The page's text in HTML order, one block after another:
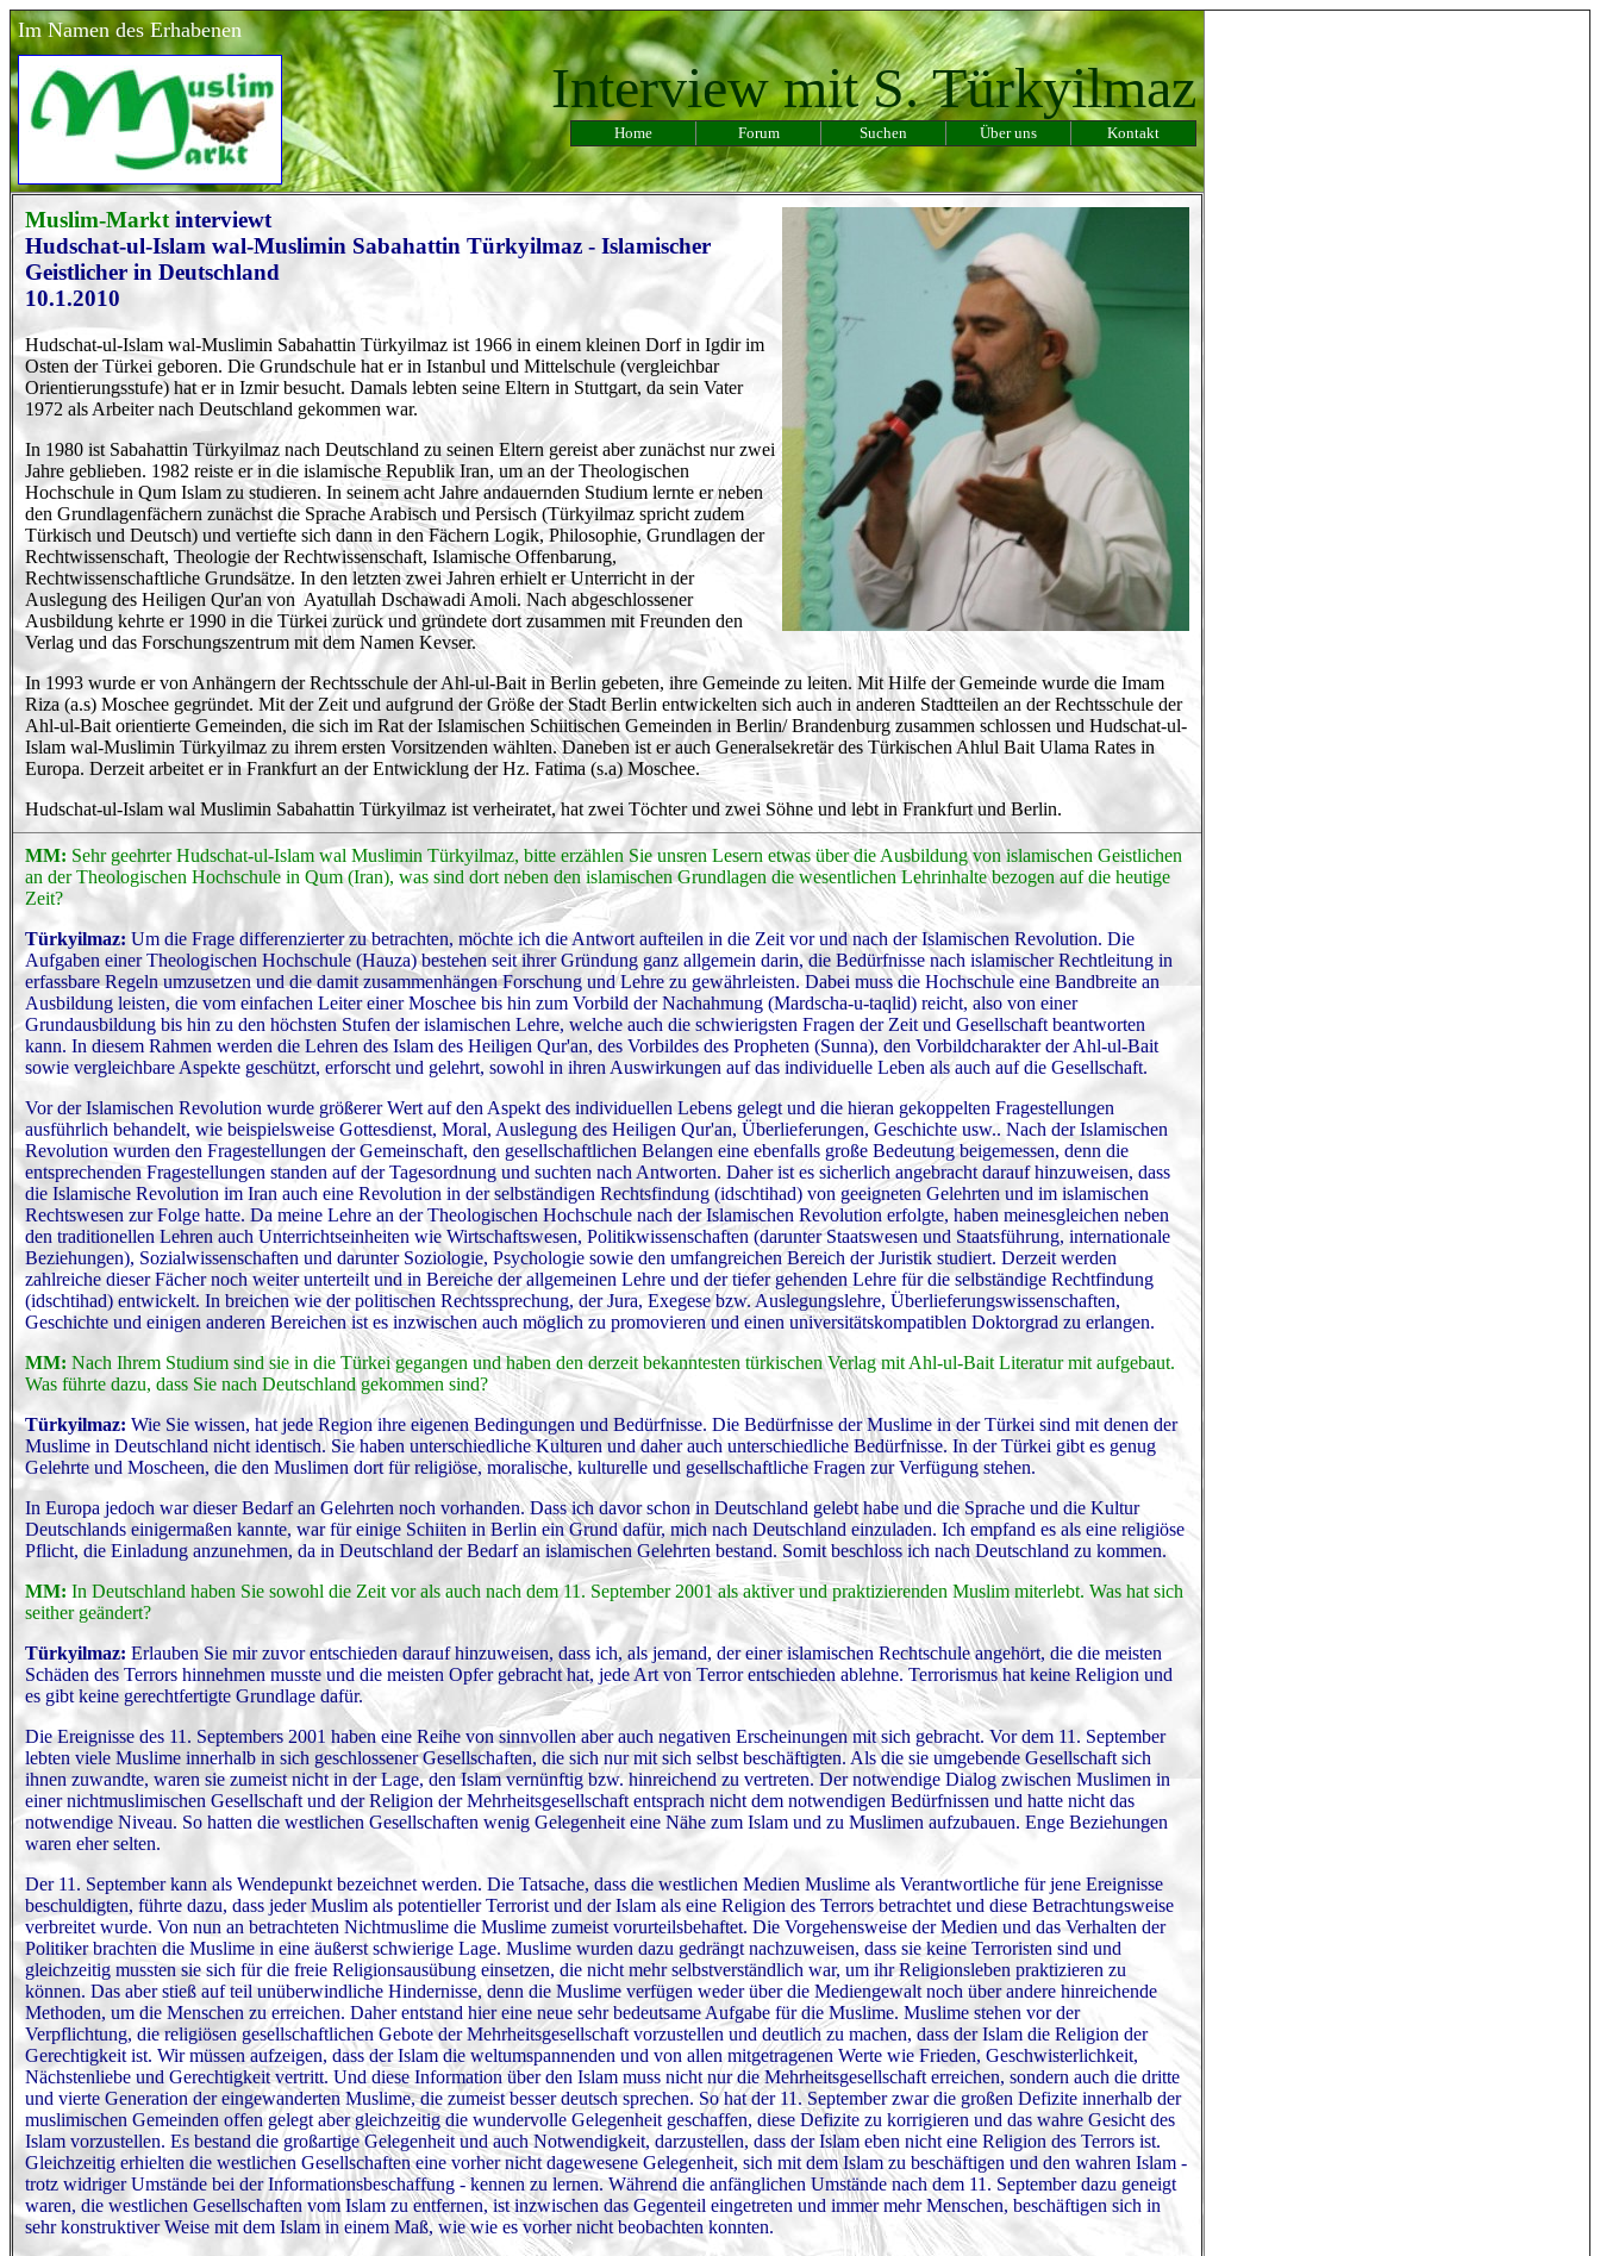
Im Namen des Erhabenen
Interview mit S. Türkyilmaz
Home Forum Suchen Über uns Kontakt
Muslim-Markt interviewt
Hudschat-ul-Islam wal-Muslimin Sabahattin Türkyilmaz - Islamischer
Geistlicher in Deutschland
10.1.2010
Hudschat-ul-Islam wal-Muslimin Sabahattin Türkyilmaz ist 1966 in einem kleinen Dorf in Igdir im
Osten der Türkei geboren. Die Grundschule hat er in Istanbul und Mittelschule (vergleichbar
Orientierungsstufe) hat er in Izmir besucht. Damals lebten seine Eltern in Stuttgart, da sein Vater
1972 als Arbeiter nach Deutschland gekommen war.
In 1980 ist Sabahattin Türkyilmaz nach Deutschland zu seinen Eltern gereist aber zunächst nur zwei
Jahre geblieben. 1982 reiste er in die islamische Republik Iran, um an der Theologischen
Hochschule in Qum Islam zu studieren. In seinem acht Jahre andauernden Studium lernte er neben
den Grundlagenfächern zunächst die Sprache Arabisch und Persisch (Türkyilmaz spricht zudem
Türkisch und Deutsch) und vertiefte sich dann in den Fächern Logik, Philosophie, Grundlagen der
Rechtwissenschaft, Theologie der Rechtwissenschaft, Islamische Offenbarung,
Rechtwissenschaftliche Grundsätze. In den letzten zwei Jahren erhielt er Unterricht in der
Auslegung des Heiligen Qur'an von Ayatullah Dschawadi Amoli. Nach abgeschlossener
Ausbildung kehrte er 1990 in die Türkei zurück und gründete dort zusammen mit Freunden den
Verlag und das Forschungszentrum mit dem Namen Kevser.
In 1993 wurde er von Anhängern der Rechtsschule der Ahl-ul-Bait in Berlin gebeten, ihre Gemeinde zu leiten. Mit Hilfe der Gemeinde wurde die Imam
Riza (a.s) Moschee gegründet. Mit der Zeit und aufgrund der Größe der Stadt Berlin entwickelten sich auch in anderen Stadtteilen an der Rechtsschule der
Ahl-ul-Bait orientierte Gemeinden, die sich im Rat der Islamischen Schiitischen Gemeinden in Berlin/ Brandenburg zusammen schlossen und Hudschat-ul-
Islam wal-Muslimin Türkyilmaz zu ihrem ersten Vorsitzenden wählten. Daneben ist er auch Generalsekretär des Türkischen Ahlul Bait Ulama Rates in
Europa. Derzeit arbeitet er in Frankfurt an der Entwicklung der Hz. Fatima (s.a) Moschee.
Hudschat-ul-Islam wal Muslimin Sabahattin Türkyilmaz ist verheiratet, hat zwei Töchter und zwei Söhne und lebt in Frankfurt und Berlin.
MM: Sehr geehrter Hudschat-ul-Islam wal Muslimin Türkyilmaz, bitte erzählen Sie unsren Lesern etwas über die Ausbildung von islamischen Geistlichen
an der Theologischen Hochschule in Qum (Iran), was sind dort neben den islamischen Grundlagen die wesentlichen Lehrinhalte bezogen auf die heutige
Zeit?
Türkyilmaz: Um die Frage differenzierter zu betrachten, möchte ich die Antwort aufteilen in die Zeit vor und nach der Islamischen Revolution. Die
Aufgaben einer Theologischen Hochschule (Hauza) bestehen seit ihrer Gründung ganz allgemein darin, die Bedürfnisse nach islamischer Rechtleitung in
erfassbare Regeln umzusetzen und die damit zusammenhängen Forschung und Lehre zu gewährleisten. Dabei muss die Hochschule eine Bandbreite an
Ausbildung leisten, die vom einfachen Leiter einer Moschee bis hin zum Vorbild der Nachahmung (Mardscha-u-taqlid) reicht, also von einer
Grundausbildung bis hin zu den höchsten Stufen der islamischen Lehre, welche auch die schwierigsten Fragen der Zeit und Gesellschaft beantworten
kann. In diesem Rahmen werden die Lehren des Islam des Heiligen Qur'an, des Vorbildes des Propheten (Sunna), den Vorbildcharakter der Ahl-ul-Bait
sowie vergleichbare Aspekte geschützt, erforscht und gelehrt, sowohl in ihren Auswirkungen auf das individuelle Leben als auch auf die Gesellschaft.
Vor der Islamischen Revolution wurde größerer Wert auf den Aspekt des individuellen Lebens gelegt und die hieran gekoppelten Fragestellungen
ausführlich behandelt, wie beispielsweise Gottesdienst, Moral, Auslegung des Heiligen Qur'an, Überlieferungen, Geschichte usw.. Nach der Islamischen
Revolution wurden den Fragestellungen der Gemeinschaft, den gesellschaftlichen Belangen eine ebenfalls große Bedeutung beigemessen, denn die
entsprechenden Fragestellungen standen auf der Tagesordnung und suchten nach Antworten. Daher ist es sicherlich angebracht darauf hinzuweisen, dass
die Islamische Revolution im Iran auch eine Revolution in der selbständigen Rechtsfindung (idschtihad) von geeigneten Gelehrten und im islamischen
Rechtswesen zur Folge hatte. Da meine Lehre an der Theologischen Hochschule nach der Islamischen Revolution erfolgte, haben meinesgleichen neben
den traditionellen Lehren auch Unterrichtseinheiten wie Wirtschaftswesen, Politikwissenschaften (darunter Staatswesen und Staatsführung, internationale
Beziehungen), Sozialwissenschaften und darunter Soziologie, Psychologie sowie den umfangreichen Bereich der Juristik studiert. Derzeit werden
zahlreiche dieser Fächer noch weiter unterteilt und in Bereiche der allgemeinen Lehre und der tiefer gehenden Lehre für die selbständige Rechtfindung
(idschtihad) entwickelt. In breichen wie der politischen Rechtssprechung, der Jura, Exegese bzw. Auslegungslehre, Überlieferungswissenschaften,
Geschichte und einigen anderen Bereichen ist es inzwischen auch möglich zu promovieren und einen universitätskompatiblen Doktorgrad zu erlangen.
MM: Nach Ihrem Studium sind sie in die Türkei gegangen und haben den derzeit bekanntesten türkischen Verlag mit Ahl-ul-Bait Literatur mit aufgebaut.
Was führte dazu, dass Sie nach Deutschland gekommen sind?
Türkyilmaz: Wie Sie wissen, hat jede Region ihre eigenen Bedingungen und Bedürfnisse. Die Bedürfnisse der Muslime in der Türkei sind mit denen der
Muslime in Deutschland nicht identisch. Sie haben unterschiedliche Kulturen und daher auch unterschiedliche Bedürfnisse. In der Türkei gibt es genug
Gelehrte und Moscheen, die den Muslimen dort für religiöse, moralische, kulturelle und gesellschaftliche Fragen zur Verfügung stehen.
In Europa jedoch war dieser Bedarf an Gelehrten noch vorhanden. Dass ich davor schon in Deutschland gelebt habe und die Sprache und die Kultur
Deutschlands einigermaßen kannte, war für einige Schiiten in Berlin ein Grund dafür, mich nach Deutschland einzuladen. Ich empfand es als eine religiöse
Pflicht, die Einladung anzunehmen, da in Deutschland der Bedarf an islamischen Gelehrten bestand. Somit beschloss ich nach Deutschland zu kommen.
MM: In Deutschland haben Sie sowohl die Zeit vor als auch nach dem 11. September 2001 als aktiver und praktizierenden Muslim miterlebt. Was hat sich
seither geändert?
Türkyilmaz: Erlauben Sie mir zuvor entschieden darauf hinzuweisen, dass ich, als jemand, der einer islamischen Rechtschule angehört, die die meisten
Schäden des Terrors hinnehmen musste und die meisten Opfer gebracht hat, jede Art von Terror entschieden ablehne. Terrorismus hat keine Religion und
es gibt keine gerechtfertigte Grundlage dafür.
Die Ereignisse des 11. Septembers 2001 haben eine Reihe von sinnvollen aber auch negativen Erscheinungen mit sich gebracht. Vor dem 11. September
lebten viele Muslime innerhalb in sich geschlossener Gesellschaften, die sich nur mit sich selbst beschäftigten. Als die sie umgebende Gesellschaft sich
ihnen zuwandte, waren sie zumeist nicht in der Lage, den Islam vernünftig bzw. hinreichend zu vertreten. Der notwendige Dialog zwischen Muslimen in
einer nichtmuslimischen Gesellschaft und der Religion der Mehrheitsgesellschaft entsprach nicht dem notwendigen Bedürfnissen und hatte nicht das
notwendige Niveau. So hatten die westlichen Gesellschaften wenig Gelegenheit eine Nähe zum Islam und zu Muslimen aufzubauen. Enge Beziehungen
waren eher selten.
Der 11. September kann als Wendepunkt bezeichnet werden. Die Tatsache, dass die westlichen Medien Muslime als Verantwortliche für jene Ereignisse
beschuldigten, führte dazu, dass jeder Muslim als potentieller Terrorist und der Islam als eine Religion des Terrors betrachtet und diese Betrachtungsweise
verbreitet wurde. Von nun an betrachteten Nichtmuslime die Muslime zumeist vorurteilsbehaftet. Die Vorgehensweise der Medien und das Verhalten der
Politiker brachten die Muslime in eine äußerst schwierige Lage. Muslime wurden dazu gedrängt nachzuweisen, dass sie keine Terroristen sind und
gleichzeitig mussten sie sich für die freie Religionsausübung einsetzen, die nicht mehr selbstverständlich war, um ihr Religionsleben praktizieren zu
können. Das aber stieß auf teil unüberwindliche Hindernisse, denn die Muslime verfügen weder über die Mediengewalt noch über andere hinreichende
Methoden, um die Menschen zu erreichen. Daher entstand hier eine neue sehr bedeutsame Aufgabe für die Muslime. Muslime stehen vor der
Verpflichtung, die religiösen gesellschaftlichen Gebote der Mehrheitsgesellschaft vorzustellen und deutlich zu machen, dass der Islam die Religion der
Gerechtigkeit ist. Wir müssen aufzeigen, dass der Islam die weltumspannenden und von allen mitgetragenen Werte wie Frieden, Geschwisterlichkeit,
Nächstenliebe und Gerechtigkeit vertritt. Und diese Information über den Islam muss nicht nur die Mehrheitsgesellschaft erreichen, sondern auch die dritte
und vierte Generation der eingewanderten Muslime, die zumeist besser deutsch sprechen. So hat der 11. September zwar die großen Defizite innerhalb der
muslimischen Gemeinden offen gelegt aber gleichzeitig die wundervolle Gelegenheit geschaffen, diese Defizite zu korrigieren und das wahre Gesicht des
Islam vorzustellen. Es bestand die großartige Gelegenheit und auch Notwendigkeit, darzustellen, dass der Islam eben nicht eine Religion des Terrors ist.
Gleichzeitig erhielten die westlichen Gesellschaften eine vorher nicht dagewesene Gelegenheit, sich mit dem Islam zu beschäftigen und den wahren Islam -
trotz widriger Umstände bei der Informationsbeschaffung - kennen zu lernen. Während die anfänglichen Umstände nach dem 11. September dazu geneigt
waren, die westlichen Gesellschaften vom Islam zu entfernen, ist inzwischen das Gegenteil eingetreten und immer mehr Menschen, beschäftigen sich in
sehr konstruktiver Weise mit dem Islam in einem Maß, wie wie es vorher nicht beobachten konnten.